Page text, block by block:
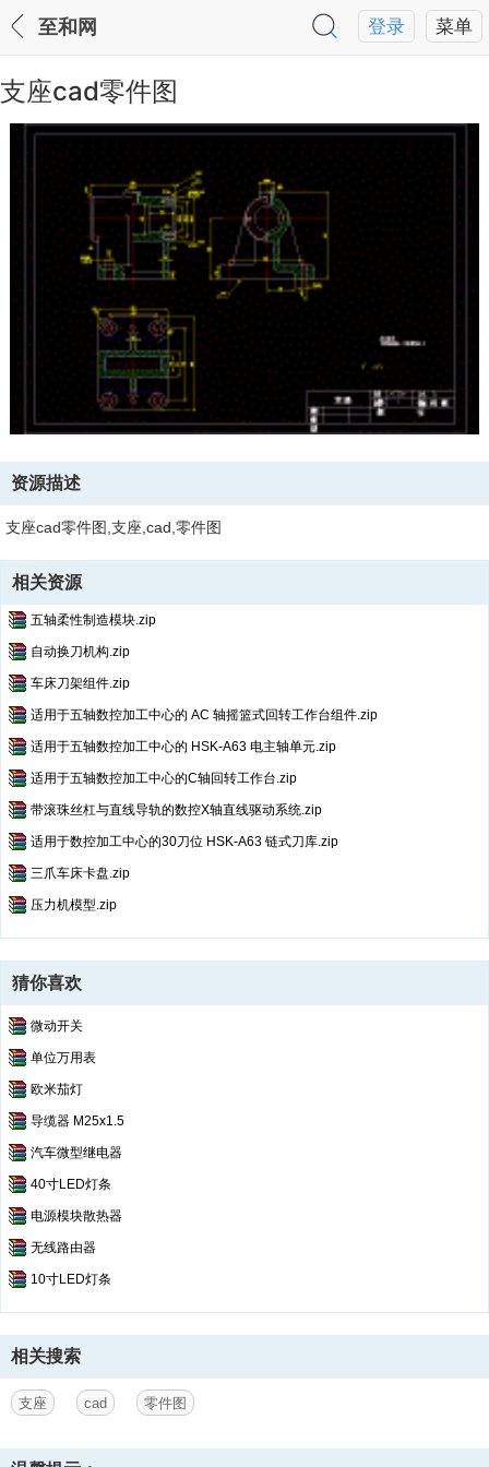
菜单
登录
至和网
支座cad零件图
资源描述
支座cad零件图,支座,cad,零件图
相关资源
五轴柔性制造模块.zip
自动换刀机构.zip
车床刀架组件.zip
适用于五轴数控加工中心的 AC 轴摇篮式回转工作台组件.zip
适用于五轴数控加工中心的 HSK-A63 电主轴单元.zip
适用于五轴数控加工中心的C轴回转工作台.zip
带滚珠丝杠与直线导轨的数控X轴直线驱动系统.zip
适用于数控加工中心的30刀位 HSK-A63 链式刀库.zip
三爪车床卡盘.zip
压力机模型.zip
猜你喜欢
微动开关
单位万用表
欧米茄灯
导缆器 M25x1.5
汽车微型继电器
40寸LED灯条
电源模块散热器
无线路由器
10寸LED灯条
相关搜索
支座 cad 零件图